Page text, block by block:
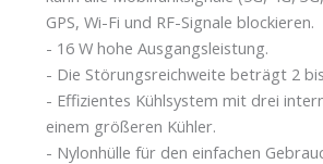
GPS, Wi-Fi und RF-Signale blockieren.
- 16 W hohe Ausgangsleistung.
- Die Störungsreichweite beträgt 2
- Effizientes Kühlsystem mit drei
einem größeren Kühler.
- Nylonhülle für den einfachen